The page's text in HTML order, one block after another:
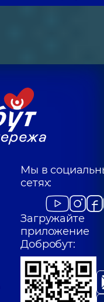
Мы в
сетях:
Загружайте
приложение
Добробут: